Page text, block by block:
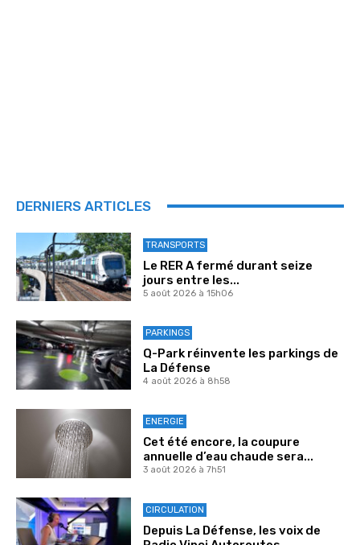
DERNIERS ARTICLES
TRANSPORTS
Le RER A fermé durant seize
jours entre les...
5 août 2026 à 15h06
PARKINGS
Q-Park réinvente les parkings de
La Défense
4 août 2026 à 8h58
ENERGIE
Cet été encore, la coupure
annuelle d’eau chaude sera...
3 août 2026 à 7h51
CIRCULATION
Depuis La Défense, les voix de